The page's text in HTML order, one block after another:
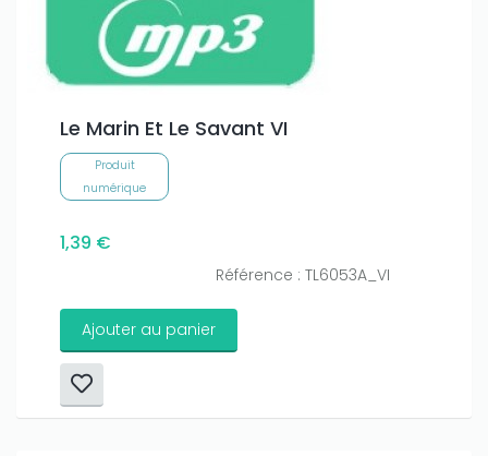
Le Marin Et Le Savant VI
Produit
numérique
1,39 €
Référence : TL6053A_VI
Ajouter au panier